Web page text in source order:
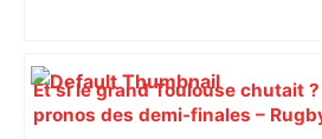
Et si le grand Toulouse chutait ?
pronos des demi-finales –